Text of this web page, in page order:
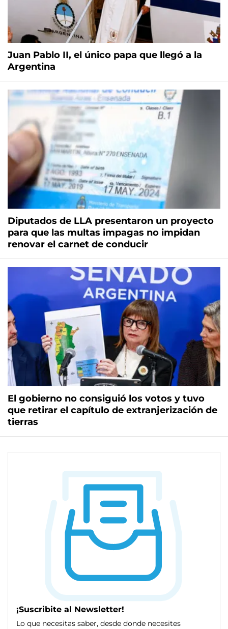
Juan Pablo II, el único papa que llegó a la
Argentina
Diputados de LLA presentaron un proyecto
para que las multas impagas no impidan
renovar el carnet de conducir
El gobierno no consiguió los votos y tuvo
que retirar el capítulo de extranjerización de
tierras
¡Suscribite al Newsletter!
Lo que necesitas saber, desde donde necesites